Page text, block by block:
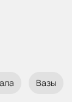
Вазы